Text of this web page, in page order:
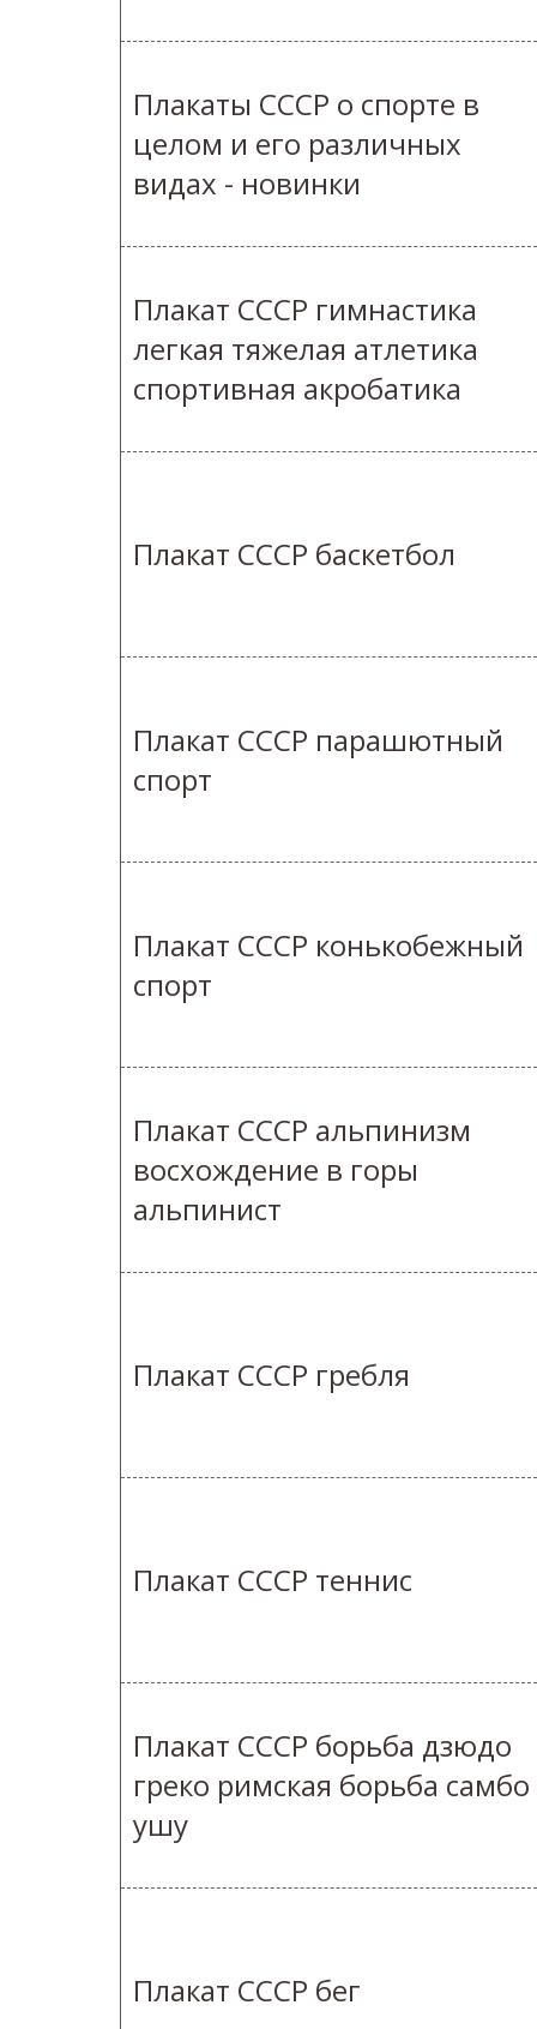
Плакаты СССР о спорте в
целом и его различных
видах - новинки
Плакат СССР гимнастика
легкая тяжелая атлетика
спортивная акробатика
Плакат СССР баскетбол
Плакат СССР парашютный
спорт
Плакат СССР конькобежный
спорт
Плакат СССР альпинизм
восхождение в горы
альпинист
Плакат СССР гребля
Плакат СССР теннис
Плакат СССР борьба дзюдо
греко римская борьба самбо
ушу
Плакат СССР бег